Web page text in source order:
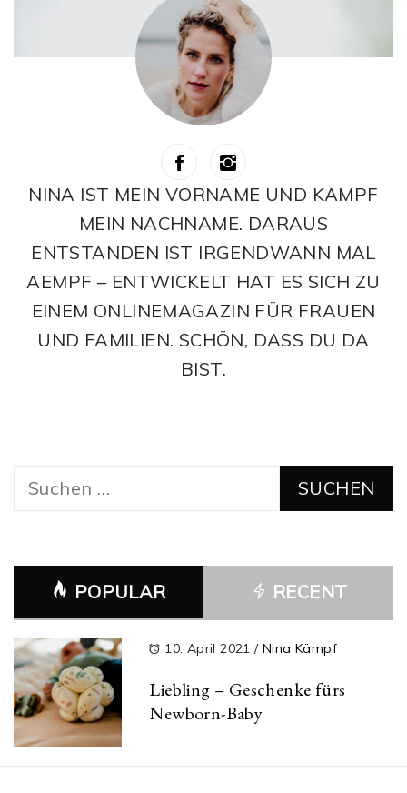
NINA IST MEIN VORNAME UND KÄMPF
MEIN NACHNAME. DARAUS
ENTSTANDEN IST IRGENDWANN MAL
AEMPF – ENTWICKELT HAT ES SICH ZU
EINEM ONLINEMAGAZIN FÜR FRAUEN
UND FAMILIEN. SCHÖN, DASS DU DA
BIST.
Suchen
POPULAR RECENT
10. April 2021/ Nina Kämpf
Liebling – Geschenke fürs
Newborn-Baby